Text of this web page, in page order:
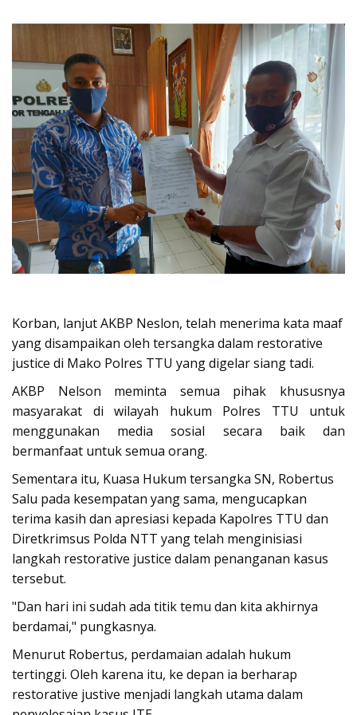
Korban, lanjut AKBP Neslon, telah menerima kata maaf
yang disampaikan oleh tersangka dalam restorative
justice di Mako Polres TTU yang digelar siang tadi.
AKBP Nelson meminta semua pihak khususnya
masyarakat di wilayah hukum Polres TTU untuk
menggunakan media sosial secara baik dan
bermanfaat untuk semua orang.
Sementara itu, Kuasa Hukum tersangka SN, Robertus
Salu pada kesempatan yang sama, mengucapkan
terima kasih dan apresiasi kepada Kapolres TTU dan
Diretkrimsus Polda NTT yang telah menginisiasi
langkah restorative justice dalam penanganan kasus
tersebut.
"Dan hari ini sudah ada titik temu dan kita akhirnya
berdamai," pungkasnya.
Menurut Robertus, perdamaian adalah hukum
tertinggi. Oleh karena itu, ke depan ia berharap
restorative justive menjadi langkah utama dalam